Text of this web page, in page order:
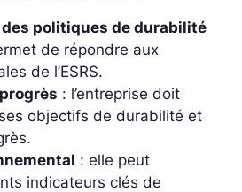
politiques de durabilité
de répondre aux
de l’ESRS.
: l’entreprise doit
objectifs de durabilité et
: elle peut
indicateurs clés de